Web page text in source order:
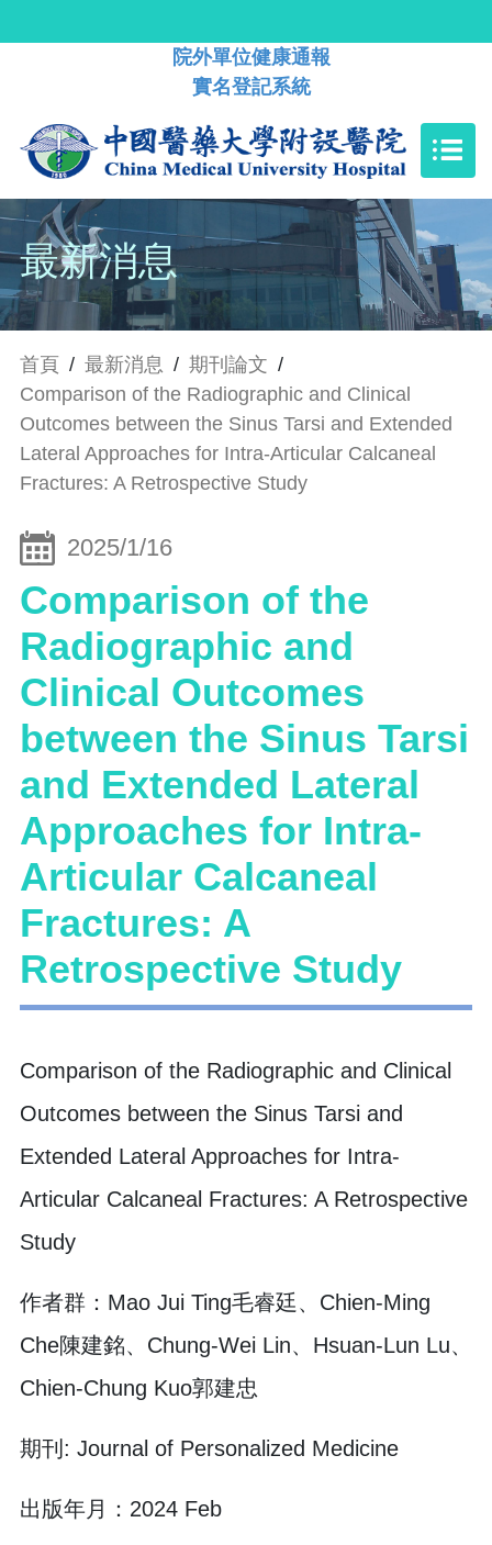
院外單位健康通報
實名登記系統
最新消息
首頁 / 最新消息 / 期刊論文 /
Comparison of the Radiographic and Clinical
Outcomes between the Sinus Tarsi and Extended
Lateral Approaches for Intra-Articular Calcaneal
Fractures: A Retrospective Study
2025/1/16
Comparison of the
Radiographic and
Clinical Outcomes
between the Sinus Tarsi
and Extended Lateral
Approaches for Intra-
Articular Calcaneal
Fractures: A
Retrospective Study
Comparison of the Radiographic and Clinical
Outcomes between the Sinus Tarsi and
Extended Lateral Approaches for Intra-
Articular Calcaneal Fractures: A Retrospective
Study
作者群：Mao Jui Ting毛睿廷、Chien-Ming
Che陳建銘、Chung-Wei Lin、Hsuan-Lun Lu、
Chien-Chung Kuo郭建忠
期刊: Journal of Personalized Medicine
出版年月：2024 Feb